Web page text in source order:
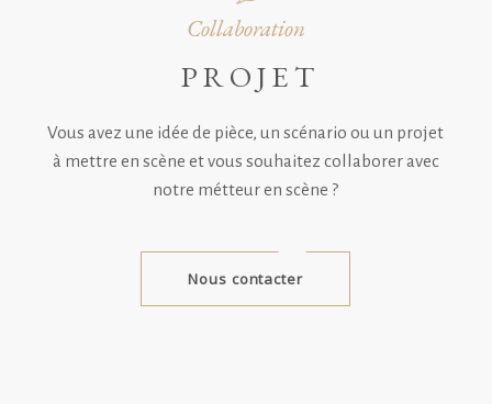
Collaboration
PROJET
Vous avez une idée de pièce, un scénario ou un projet
à mettre en scène et vous souhaitez collaborer avec
notre métteur en scène ?
Nous contacter